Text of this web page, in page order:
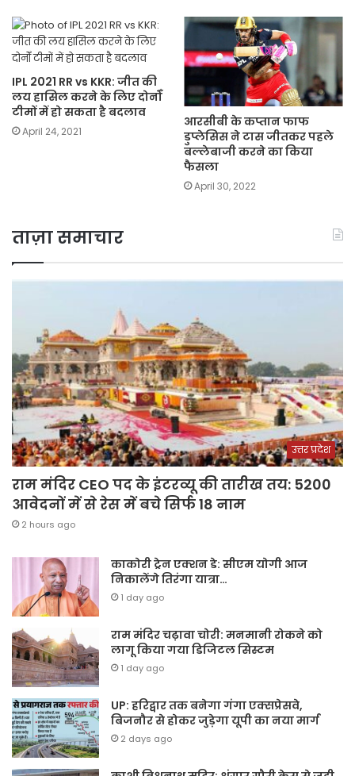
IPL 2021 RR vs KKR: जीत की
लय हासिल करने के लिए दोनोँ
टीमों में हो सकता है बदलाव
April 24, 2021
आरसीबी के कप्तान फाफ
डुप्लेसिस ने टास जीतकर पहले
बल्लेबाजी करने का किया
फैसला
April 30, 2022
ताज़ा समाचार
उत्तर प्रदेश
राम मंदिर CEO पद के इंटरव्यू की तारीख तय: 5200
आवेदनों में से रेस में बचे सिर्फ 18 नाम
2 hours ago
काकोरी ट्रेन एक्शन डे: सीएम योगी आज
निकालेंगे तिरंगा यात्रा…
1 day ago
राम मंदिर चढ़ावा चोरी: मनमानी रोकने को
लागू किया गया डिजिटल सिस्टम
1 day ago
UP: हरिद्वार तक बनेगा गंगा एक्सप्रेसवे,
बिजनौर से होकर जुड़ेगा यूपी का नया मार्ग
2 days ago